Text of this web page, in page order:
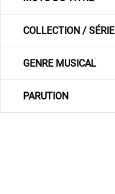
COLLECTION / SÉRIE
GENRE MUSICAL
PARUTION